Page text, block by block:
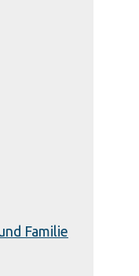
Familie